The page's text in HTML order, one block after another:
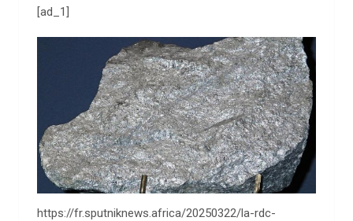
[ad_1]
https://fr.sputniknews.africa/20250322/la-rdc-